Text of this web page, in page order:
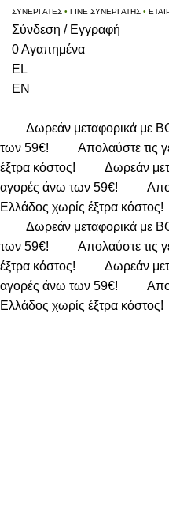
ΣΥΝΕΡΓΑΤΕΣ • ΓΙΝΕ ΣΥΝΕΡΓΑΤΗΣ •
Σύνδεση / Εγγραφή
0Αγαπημένα
EL
EN
Δωρεάν μεταφορικά με
των 59€!
Απολαύστε τις
έξτρα κόστος!
Δωρεάν
αγορές άνω των 59€!
Ελλάδος χωρίς έξτρα κόστος!
Δωρεάν μεταφορικά με
των 59€!
Απολαύστε τις
έξτρα κόστος!
Δωρεάν
αγορές άνω των 59€!
Ελλάδος χωρίς έξτρα κόστος!